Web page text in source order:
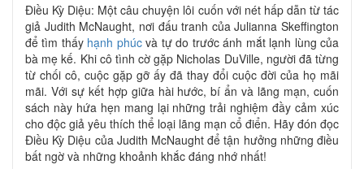
Điều Kỳ Diệu: Một câu chuyện lôi cuốn với nét hấp dẫn từ tác
giả Judith McNaught, nơi đấu tranh của Julianna Skeffington
để tìm thấy hạnh phúcvà tự do trước ánh mắt lạnh lùng của
bà mẹ kế. Khi cô tình cờ gặp Nicholas DuVille, người đã từng
từ chối cô, cuộc gặp gỡ ấy đã thay đổi cuộc đời của họ mãi
mãi. Với sự kết hợp giữa hài hước, bí ẩn và lãng mạn, cuốn
sách này hứa hẹn mang lại những trải nghiệm đầy cảm xúc
cho độc giả yêu thích thể loại lãng mạn cổ điển. Hãy đón đọc
Điều Kỳ Diệu của Judith McNaught để tận hưởng những điều
bất ngờ và những khoảnh khắc đáng nhớ nhất!